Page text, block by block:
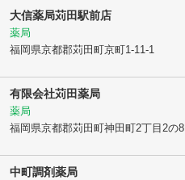
大信薬局苅田駅前店
薬局
福岡県京都郡苅田町京町1-11-1
有限会社苅田薬局
薬局
福岡県京都郡苅田町神田町2丁目2の8
中町調剤薬局